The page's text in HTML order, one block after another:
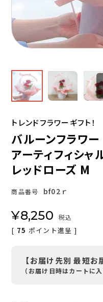
トレンドフラワーギフト！
バルーンフラワー
アーティフィシャ
レッドローズ M
商品番号 bf02ｒ
¥8,250 税込
[ 75 ポイント進呈 ]
【お届け先別 最短お
（お届け日時はカートに